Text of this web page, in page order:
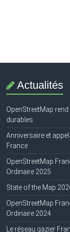
Actualités
OpenStreetMap
durables
Anniversaire et
France
OpenStreetMap
Ordinaire 2025
State of the Map
OpenStreetMap
Ordinaire 2024
Le réseau gazier